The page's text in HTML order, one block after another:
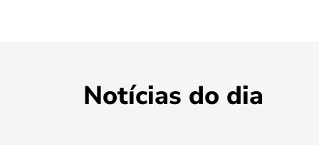
Notícias do dia